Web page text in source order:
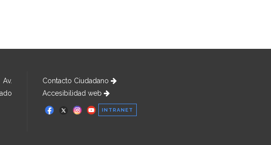
Contacto Ciudadano
Accesibilidad web
INTRANET